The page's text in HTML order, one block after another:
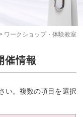
ワークショップ・体験教室
催情報
い。複数の項目を選択